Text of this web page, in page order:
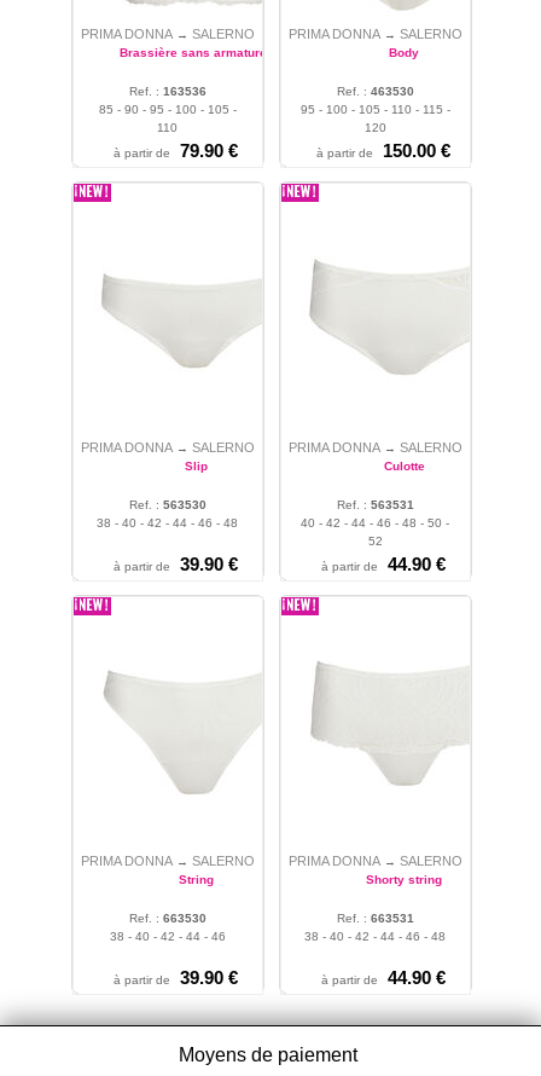
PRIMA DONNA → SALERNO
Brassière sans armatures
Ref. : 163536
85 - 90 - 95 - 100 - 105 -
110
à partir de
79.90 €
PRIMA DONNA → SALERNO
Body
Ref. : 463530
95 - 100 - 105 - 110 - 115 -
120
à partir de
150.00 €
PRIMA DONNA → SALERNO
Slip
Ref. : 563530
38 - 40 - 42 - 44 - 46 - 48
à partir de 39.90 €
PRIMA DONNA → SALERNO
Culotte
Ref. : 563531
40 - 42 - 44 - 46 - 48 - 50 -
52
à partir de
44.90 €
PRIMA DONNA → SALERNO
String
Ref. : 663530
38 - 40 - 42 - 44 - 46
à partir de 39.90 €
PRIMA DONNA → SALERNO
Shorty string
Ref. : 663531
38 - 40 - 42 - 44 - 46 - 48
à partir de 44.90 €
Moyens de paiement